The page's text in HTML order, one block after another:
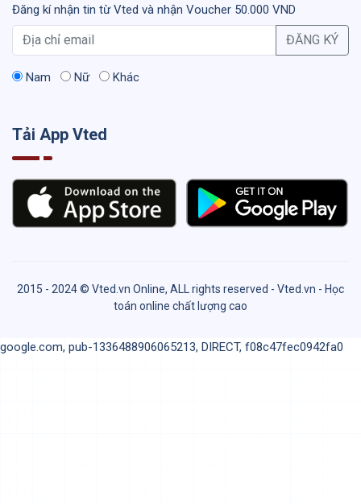
Đăng kí nhận tin từ Vted và nhận Voucher 50.000 VND
ĐĂNG KÝ
Nam Nữ Khác
Tải App Vted
2015 - 2024 © Vted.vn Online, ALL rights reserved - Vted.vn - Học
toán online chất lượng cao
google.com, pub-1336488906065213, DIRECT, f08c47fec0942fa0